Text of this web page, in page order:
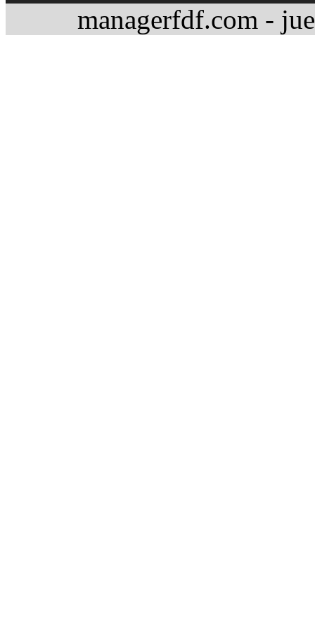
managerfdf.com -